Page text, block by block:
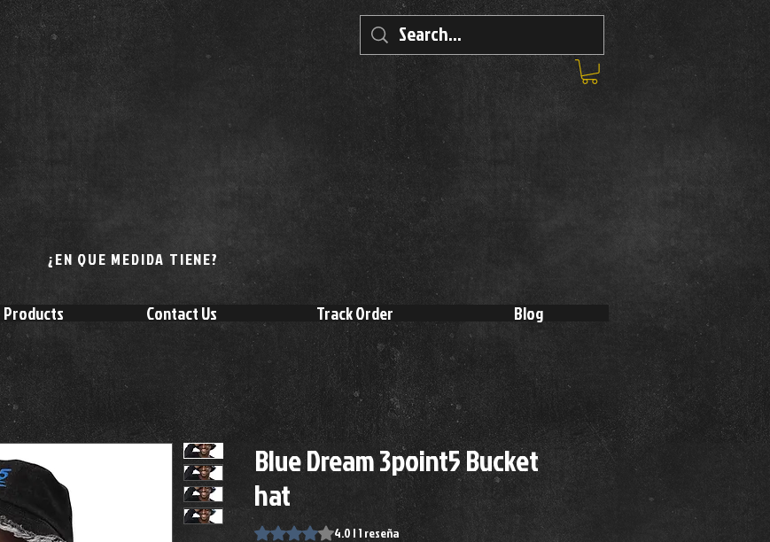
¿EN QUE MEDIDA TIENE?
Contact Us Track Order Blog
Blue Dream 3point5 Bucket
hat
Según 1 reseña, la calificación es de 4.0 de 5 estrellas
4.0 | 1 reseña